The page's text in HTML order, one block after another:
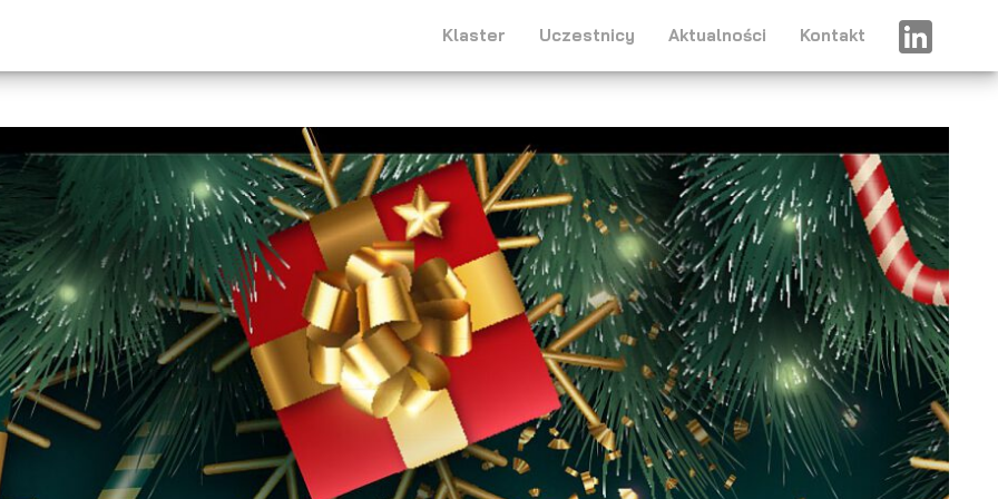
Klaster Uczestnicy Aktualności Kontakt